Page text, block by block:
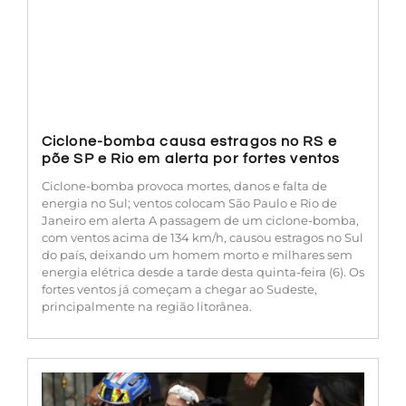
Ciclone-bomba causa estragos no RS e
põe SP e Rio em alerta por fortes ventos
Ciclone-bomba provoca mortes, danos e falta de
energia no Sul; ventos colocam São Paulo e Rio de
Janeiro em alerta A passagem de um ciclone-bomba,
com ventos acima de 134 km/h, causou estragos no Sul
do país, deixando um homem morto e milhares sem
energia elétrica desde a tarde desta quinta-feira (6). Os
fortes ventos já começam a chegar ao Sudeste,
principalmente na região litorânea.